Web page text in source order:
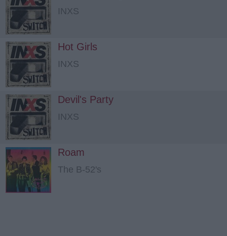
INXS
Hot Girls
INXS
Devil's Party
INXS
Roam
The B-52's